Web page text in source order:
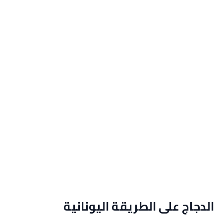
الدجاج على الطريقة اليونانية